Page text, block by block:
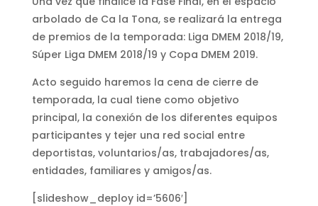
arbolado de Ca la Tona, se realizará la entrega
de premios de la temporada: Liga DMEM 2018/19,
Súper Liga DMEM 2018/19 y Copa DMEM 2019.
Acto seguido haremos la cena de cierre de
temporada, la cual tiene como objetivo
principal, la conexión de los diferentes equipos
participantes y tejer una red social entre
deportistas, voluntarios/as, trabajadores/as,
entidades, familiares y amigos/as.
[slideshow_deploy id=’5606′]